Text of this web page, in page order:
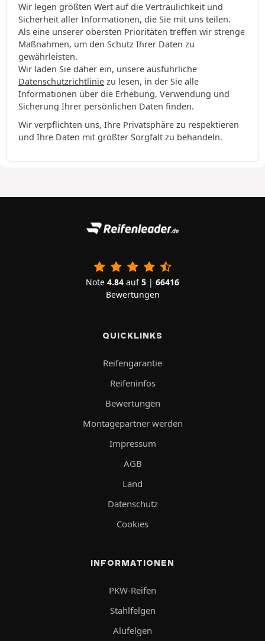
Wir legen größten Wert auf die Vertraulichkeit und
Sicherheit aller Informationen, die Sie mit uns teilen.
Als eine unserer obersten Prioritäten treffen wir strenge
Maßnahmen, um den Schutz Ihrer Daten zu
gewährleisten.
Wir laden Sie daher ein, unsere ausführliche
Datenschutzrichtlinie zu lesen, in der Sie alle
Informationen über die Erhebung, Verwendung und
Sicherung Ihrer persönlichen Daten finden.
Wir verpflichten uns, Ihre Privatsphäre zu respektieren
und Ihre Daten mit größter Sorgfalt zu behandeln.
Note 4.84 auf5 | 66416
Bewertungen
QUICKLINKS
Reifengarantie
Reifeninfos
Bewertungen
Montagepartner werden
Impressum
AGB
Land
Datenschutz
Cookies
INFORMATIONEN
PKW-Reifen
Stahlfelgen
Alufelgen